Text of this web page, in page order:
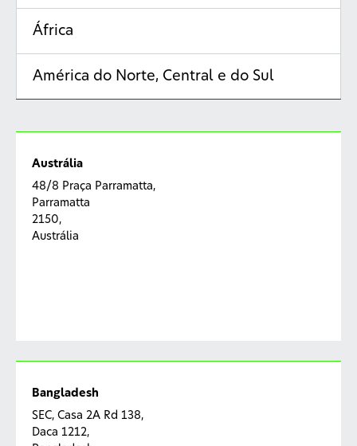
África
América do Norte, Central e do Sul
Austrália
48/8 Praça Parramatta,
Parramatta
2150,
Austrália
Bangladesh
SEC, Casa 2A Rd 138,
Daca 1212,